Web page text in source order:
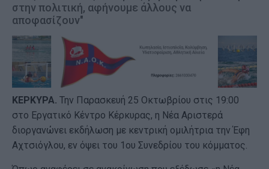
στην πολιτική, αφήνουμε άλλους να
αποφασίζουν"
ΚΕΡΚΥΡΑ. Την Παρασκευή 25 Οκτωβρίου στις 19:00
στο Εργατικό Κέντρο Κέρκυρας, η Νέα Αριστερά
διοργανώνει εκδήλωση με κεντρική ομιλήτρια την Έφη
Αχτσιόγλου, εν όψει του 1ου Συνεδρίου του κόμματος.